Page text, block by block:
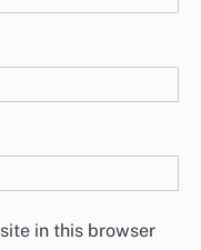
in this browser